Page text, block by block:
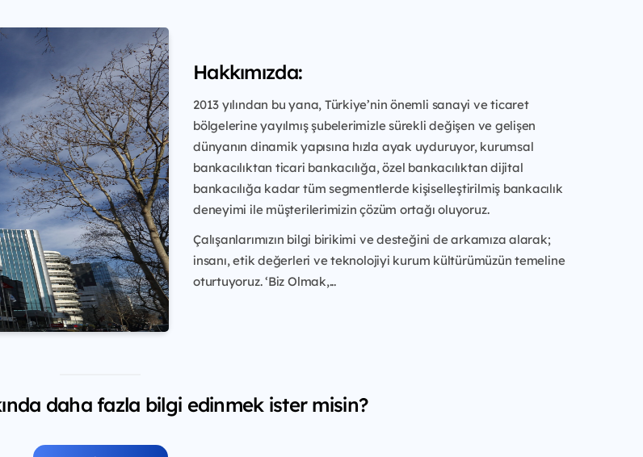
Hakkımızda:
2013 yılından bu yana, Türkiye’nin önemli sanayi ve ticaret
bölgelerine yayılmış şubelerimizle sürekli değişen ve gelişen
dünyanın dinamik yapısına hızla ayak uyduruyor, kurumsal
bankacılıktan ticari bankacılığa, özel bankacılıktan dijital
bankacılığa kadar tüm segmentlerde kişiselleştirilmiş bankacılık
deneyimi ile müşterilerimizin çözüm ortağı oluyoruz.
Çalışanlarımızın bilgi birikimi ve desteğini de arkamıza alarak;
insanı, etik değerleri ve teknolojiyi kurum kültürümüzün temeline
oturtuyoruz. ‘Biz Olmak,...
daha fazla bilgi edinmek ister misin?